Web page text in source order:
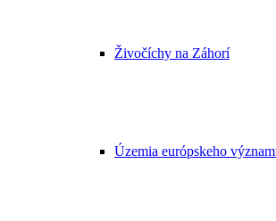
Živočíchy na Záhorí
Územia európskeho